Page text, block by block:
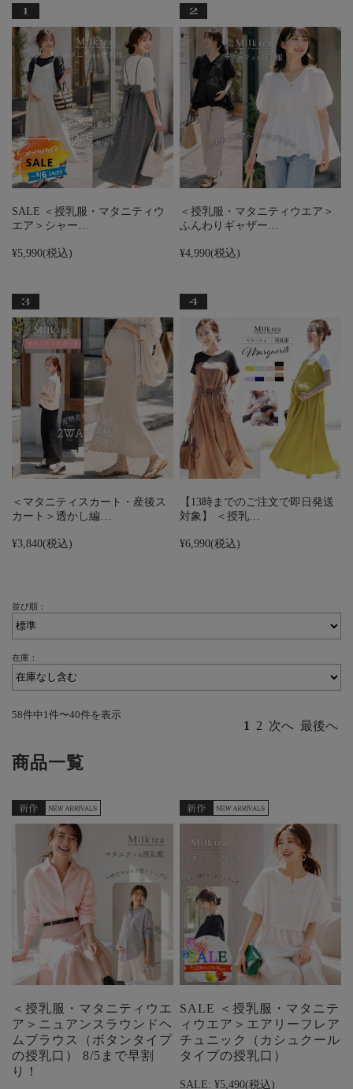
SALE ＜授乳服・マタニティウ
エア＞シャー…
¥5,990(税込)
＜授乳服・マタニティウエア＞
ふんわりギャザー…
¥4,990(税込)
＜マタニティスカート・産後ス
カート＞透かし編…
¥3,840(税込)
【13時までのご注文で即日発送
対象】 ＜授乳…
¥6,990(税込)
並び順：
在庫：
58件中1件〜40件を表示
1 2 次へ 最後へ
商品一覧
＜授乳服・マタニティウエ
ア＞ニュアンスラウンドヘ
ムブラウス（ボタンタイプ
の授乳口） 8/5まで早割
り！
SALE ＜授乳服・マタニテ
ィウエア＞エアリーフレア
チュニック（カシュクール
タイプの授乳口）
SALE: ¥5,490(税込)